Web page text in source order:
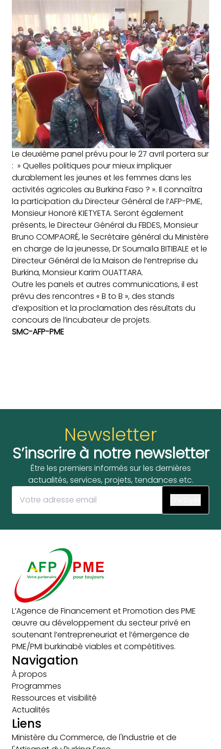
Le deuxième panel prévu pour le 27 avril portera sur
: » Quelles politiques pour mieux impliquer
durablement les jeunes et les femmes dans les
activités agricoles au Burkina Faso ? ». Il connaîtra
la participation du Directeur Général de l’AFP-PME,
Monsieur Honoré KIETYETA. Seront également
présents, le Directeur Général du FBDES, Monsieur
Bruno COMPAORÉ, le Secrétaire général du Ministère
en charge de la jeunesse, Dr Soumaïla BITIBALE et le
Directeur Général de la Maison de l’entreprise du
Burkina, Monsieur Karim OUATTARA.
Outre les panels et autres communications, il est
prévu des rencontres « B to B », des stands
d’exposition et la proclamation des résultats du
concours de l’incubateur de projets.
SMC-AFP-PME
Newsletter
S’inscrire à notre newsletter
Être les premiers informés sur les dernières
actualités, services, projets, tendances etc.
L’Agence de Financement et Promotion des PME
œuvre au développement du secteur privé en
soutenant l’entrepreneuriat et l’émergence de
PME/PMI burkinabè viables et compétitives.
Navigation
À propos
Programmes
Ressources et visibilité
Actualités
Liens
Ministère du Commerce, de l'Industrie et de